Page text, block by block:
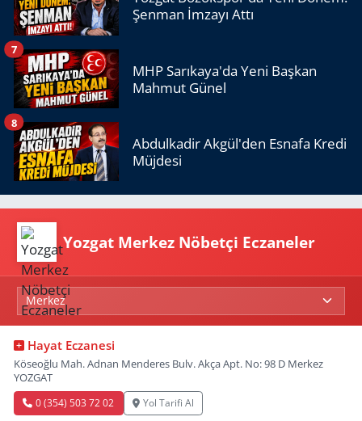
Şenman İmzayı Attı
MHP Sarıkaya'da Yeni Başkan
Mahmut Günel
7
Abdulkadir Akgül'den Esnafa Kredi
Müjdesi
8
Yozgat Merkez Nöbetçi Eczaneler
Hayat Eczanesi
Köseoğlu Mah. Adnan Menderes Bulv. Akça Apt. No: 98 D Merkez
YOZGAT
0 (354) 503 72 02 Yol Tarifi Al